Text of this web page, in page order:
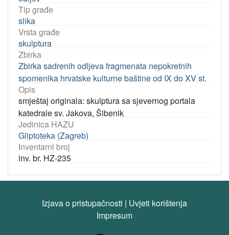
Tip građe
slika
Vrsta građe
skulptura
Zbirka
Zbirka sadrenih odljeva fragmenata nepokretnih
spomenika hrvatske kulturne baštine od IX do XV st.
Opis
smještaj originala: skulptura sa sjevernog portala
katedrale sv. Jakova, Šibenik
Jedinica HAZU
Gliptoteka (Zagreb)
Inventarni broj
inv. br. HZ-235
Izjava o pristupačnosti | Uvjeti korištenja
Impresum